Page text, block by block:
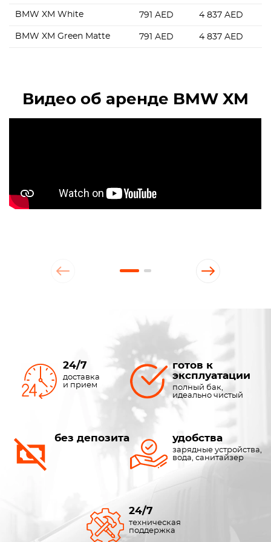
BMW XM White 791 AED 4 837 AED
BMW XM Green Matte 791 AED 4 837 AED
Видео об аренде BMW XM
24/7
доставка
и прием
готов к
эксплуатации
полный бак,
идеально чистый
без депозита удобства
зарядные устройства,
вода, санитайзер
24/7
техническая
поддержка